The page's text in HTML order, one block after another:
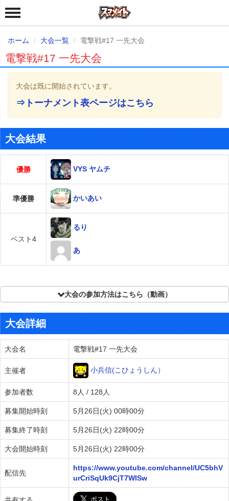
ホーム 大会一覧 電撃戦#17 一先大会
電撃戦#17 一先大会
大会は既に開始されています。
⇒トーナメント表ページはこちら
大会結果
優勝 VYS ヤムチ
準優勝 かいあい
ベスト4
るり
あ
大会の参加方法はこちら（動画）
大会詳細
大会名 電撃戦#17 一先大会
主催者 小兵信(こひょうしん）
参加者数 8人 / 128人
募集開始時刻 5月26日(火) 00時00分
募集終了時刻 5月26日(火) 22時00分
大会開始時刻 5月26日(火) 22時00分
配信先
https://www.youtube.com/channel/UC5bhV
urCriSqUk9CjT7WISw